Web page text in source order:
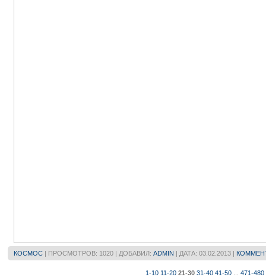
КОСМОС | ПРОСМОТРОВ: 1020 | ДОБАВИЛ: ADMIN | ДАТА: 03.02.2013 |
1-10 11-20 21-30 31-40 41-50 471-480